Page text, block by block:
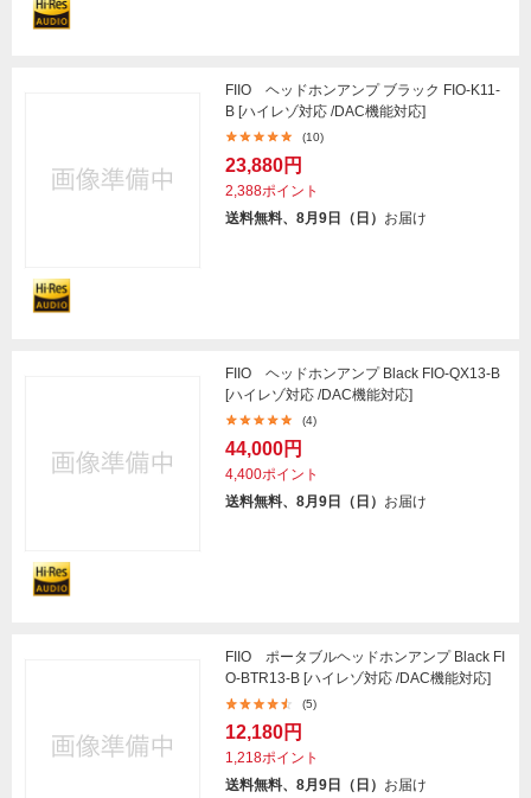
FIIO ヘッドホンアンプ ブラック FIO-K11-
B [ハイレゾ対応 /DAC機能対応]
(10)
23,880円
2,388ポイント
送料無料、8月9日（日） お届け
FIIO ヘッドホンアンプ Black FIO-QX13-B
[ハイレゾ対応 /DAC機能対応]
(4)
44,000円
4,400ポイント
送料無料、8月9日（日） お届け
FIIO ポータブルヘッドホンアンプ Black FI
O-BTR13-B [ハイレゾ対応 /DAC機能対応]
(5)
12,180円
1,218ポイント
送料無料、8月9日（日） お届け